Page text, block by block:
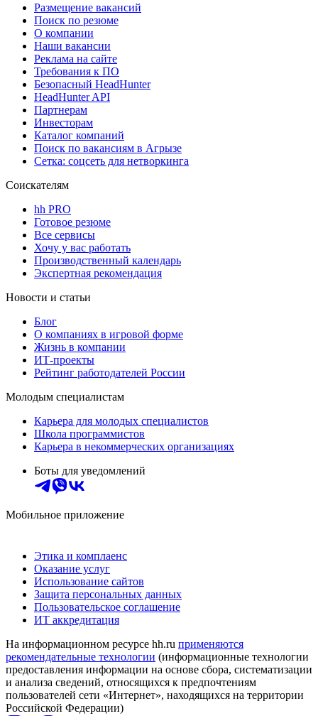
Размещение вакансий
Поиск по резюме
О компании
Наши вакансии
Реклама на сайте
Требования к ПО
Безопасный HeadHunter
HeadHunter API
Партнерам
Инвесторам
Каталог компаний
Поиск по вакансиям в Агрызе
Сетка: соцсеть для нетворкинга
Соискателям
hh PRO
Готовое резюме
Все сервисы
Хочу у вас работать
Производственный календарь
Экспертная рекомендация
Новости и статьи
Блог
О компаниях в игровой форме
Жизнь в компании
ИТ-проекты
Рейтинг работодателей России
Молодым специалистам
Карьера для молодых специалистов
Школа программистов
Карьера в некоммерческих организациях
Боты для уведомлений
Мобильное приложение
Этика и комплаенс
Оказание услуг
Использование сайтов
Защита персональных данных
Пользовательское соглашение
ИТ аккредитация
На информационном ресурсе hh.ru применяются
рекомендательные технологии (информационные технологии
предоставления информации на основе сбора, систематизации
и анализа сведений, относящихся к предпочтениям
пользователей сети «Интернет», находящихся на территории
Российской Федерации)